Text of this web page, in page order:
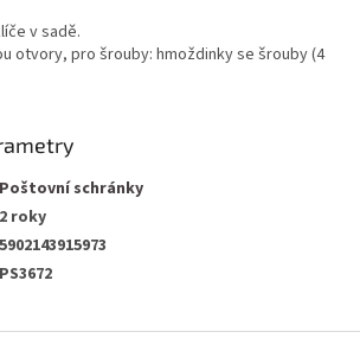
v sadě.
otvory, pro šrouby: hmoždinky se šrouby (4
Poštovní schránky
2 roky
5902143915973
PS3672